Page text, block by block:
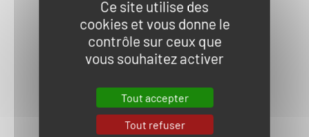
Ce site utilise des
cookies et vous donne le
contrôle sur ceux que
vous souhaitez activer
Tout accepter
Tout refuser